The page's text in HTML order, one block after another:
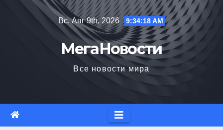
Вс. Авг 9th, 2026 9:34:19 AM
МегаНовости
Все новости мира